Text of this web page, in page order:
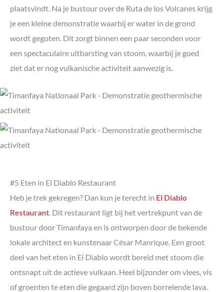
plaatsvindt. Na je bustour over de Ruta de los Volcanes krijg
je een kleine demonstratie waarbij er water in de grond
wordt gegoten. Dit zorgt binnen een paar seconden voor
een spectaculaire uitbarsting van stoom, waarbij je goed
ziet dat er nog vulkanische activiteit aanwezig is.
#5 Eten in El Diablo Restaurant
Heb je trek gekregen? Dan kun je terecht in El Diablo
Restaurant. Dit restaurant ligt bij het vertrekpunt van de
bustour door Timanfaya en is ontworpen door de bekende
lokale architect en kunstenaar César Manrique. Een groot
deel van het eten in El Diablo wordt bereid met stoom die
ontsnapt uit de actieve vulkaan. Heel bijzonder om vlees, vis
of groenten te eten die gegaard zijn boven borrelende lava.